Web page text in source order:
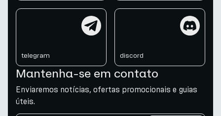
telegram discord
Mantenha-se em contato
Enviaremos notícias, ofertas promocionais e guias
úteis.